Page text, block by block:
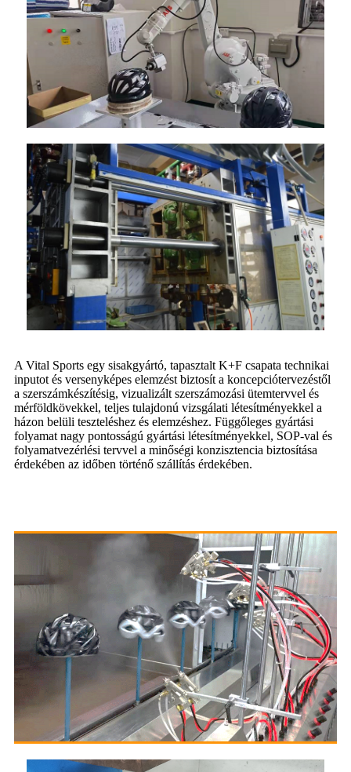
A Vital Sports egy sisakgyártó, tapasztalt K+F csapata technikai
inputot és versenyképes elemzést biztosít a koncepciótervezéstől
a szerszámkészítésig, vizualizált szerszámozási ütemtervvel és
mérföldkövekkel, teljes tulajdonú vizsgálati létesítményekkel a
házon belüli teszteléshez és elemzéshez. Függőleges gyártási
folyamat nagy pontosságú gyártási létesítményekkel, SOP-val és
folyamatvezérlési tervvel a minőségi konzisztencia biztosítása
érdekében az időben történő szállítás érdekében.